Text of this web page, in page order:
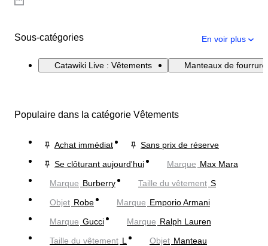
Sous-catégories En voir plus
Catawiki Live : Vêtements Manteaux de
Populaire dans la catégorie Vêtements
Achat immédiat
Sans prix de réserve
Se clôturant aujourd'hui
Marque Max Mara
Marque Burberry Taille du vêtement S
Objet Robe Marque Emporio Armani
Marque Gucci Marque Ralph Lauren
Taille du vêtement L Objet Manteau